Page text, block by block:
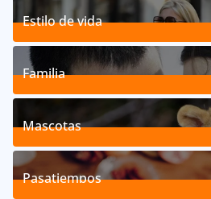
Estilo de vida
192Posts
Familia
527Posts
Mascotas
119Posts
Pasatiempos